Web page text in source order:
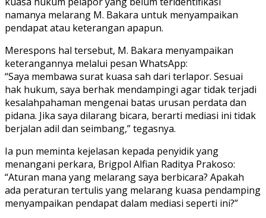
namanya melarang M. Bakara untuk menyampaikan
pendapat atau keterangan apapun.
Merespons hal tersebut, M. Bakara menyampaikan
keterangannya melalui pesan WhatsApp:
“Saya membawa surat kuasa sah dari terlapor. Sesuai
hak hukum, saya berhak mendampingi agar tidak terjadi
kesalahpahaman mengenai batas urusan perdata dan
pidana. Jika saya dilarang bicara, berarti mediasi ini tidak
berjalan adil dan seimbang,” tegasnya.
Ia pun meminta kejelasan kepada penyidik yang
menangani perkara, Brigpol Alfian Raditya Prakoso:
“Aturan mana yang melarang saya berbicara? Apakah
ada peraturan tertulis yang melarang kuasa pendamping
menyampaikan pendapat dalam mediasi seperti ini?”